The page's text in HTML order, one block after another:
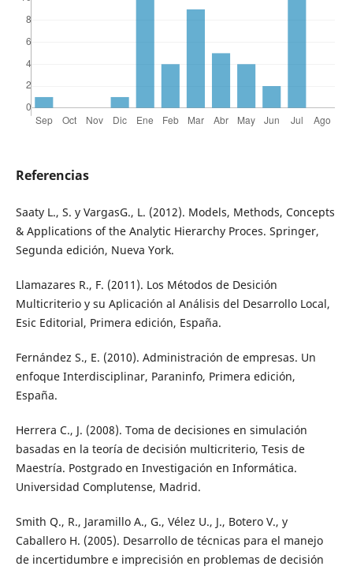
Referencias
Saaty L., S. y VargasG., L. (2012). Models, Methods, Concepts
& Applications of the Analytic Hierarchy Proces. Springer,
Segunda edición, Nueva York.
Llamazares R., F. (2011). Los Métodos de Desición
Multicriterio y su Aplicación al Análisis del Desarrollo Local,
Esic Editorial, Primera edición, España.
Fernández S., E. (2010). Administración de empresas. Un
enfoque Interdisciplinar, Paraninfo, Primera edición,
España.
Herrera C., J. (2008). Toma de decisiones en simulación
basadas en la teoría de decisión multicriterio, Tesis de
Maestría. Postgrado en Investigación en Informática.
Universidad Complutense, Madrid.
Smith Q., R., Jaramillo A., G., Vélez U., J., Botero V., y
Caballero H. (2005). Desarrollo de técnicas para el manejo
de incertidumbre e imprecisión en problemas de decisión